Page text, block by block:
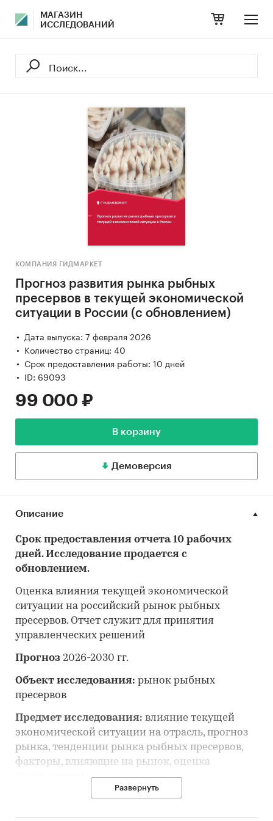
МАГАЗИН
ИССЛЕДОВАНИЙ
КОМПАНИЯ ГИДМАРКЕТ
Прогноз развития рынка рыбных
пресервов в текущей экономической
ситуации в России (с обновлением)
Дата выпуска: 7 февраля 2026
Количество страниц: 40
Срок предоставления работы: 10 дней
ID: 69093
99 000 ₽
В корзину
Демоверсия
Описание
Срок предоставления отчета 10 рабочих
дней. Исследование продается с
обновлением.
Оценка влияния текущей экономической
ситуации на российский рынок рыбных
пресервов. Отчет служит для принятия
управленческих решений
Прогноз 2026-2030 гг.
Объект исследования: рынок рыбных
пресервов
Предмет исследования: влияние текущей
экономической ситуации на отрасль, прогноз
рынка, тенденции рынка рыбных пресервов,
факторы, влияющие на рынок, оценка
Анализ и прогноз рынка рыбных пресервов
Развернуть